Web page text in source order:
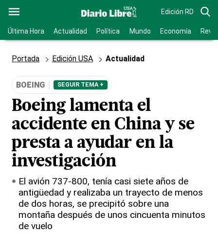
Edición RD
Última Hora Actualidad Política Mundo Economía
Portada Edición USA Actualidad
BOEING SEGUIR TEMA +
Boeing lamenta el
accidente en China y se
presta a ayudar en la
investigación
El avión 737-800, tenía casi siete años de
antigüedad y realizaba un trayecto de menos
de dos horas, se precipitó sobre una
montaña después de unos cincuenta minutos
de vuelo